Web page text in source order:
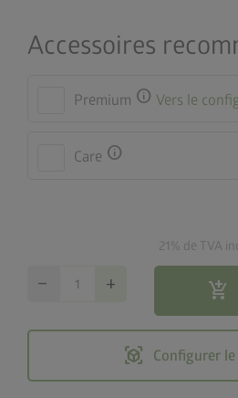
Accessoires
Premium info Vers le
Care info
21% de TVA
remove add add_shopping_cart
view_in_ar Configurer